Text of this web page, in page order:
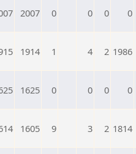
2007 0 0 0 0
1914 1 4 2 1986
1625 0 0 0 0
1605 9 3 2 1814